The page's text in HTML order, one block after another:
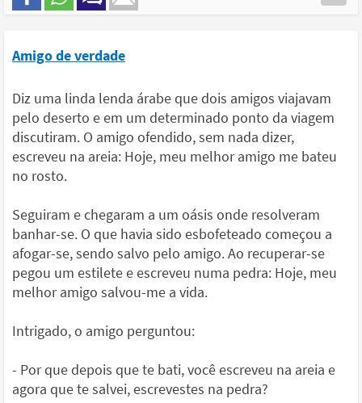
Amigo de verdade
Diz uma linda lenda árabe que dois amigos viajavam
pelo deserto e em um determinado ponto da viagem
discutiram. O amigo ofendido, sem nada dizer,
escreveu na areia: Hoje, meu melhor amigo me bateu
no rosto.
Seguiram e chegaram a um oásis onde resolveram
banhar-se. O que havia sido esbofeteado começou a
afogar-se, sendo salvo pelo amigo. Ao recuperar-se
pegou um estilete e escreveu numa pedra: Hoje, meu
melhor amigo salvou-me a vida.
Intrigado, o amigo perguntou:
- Por que depois que te bati, você escreveu na areia e
agora que te salvei, escrevestes na pedra?